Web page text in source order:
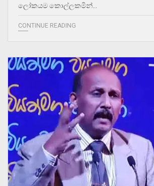
ලෝකයම කොල්ලකමින්…
CONTINUE READING